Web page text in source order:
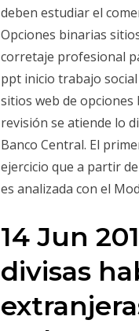
deben estudiar el
Opciones binarias
corretaje profesional
ppt inicio trabajo
sitios web de
revisión se atiende lo
Banco Central. El
ejercicio que a partir
es analizada con el
14 Jun
divisas